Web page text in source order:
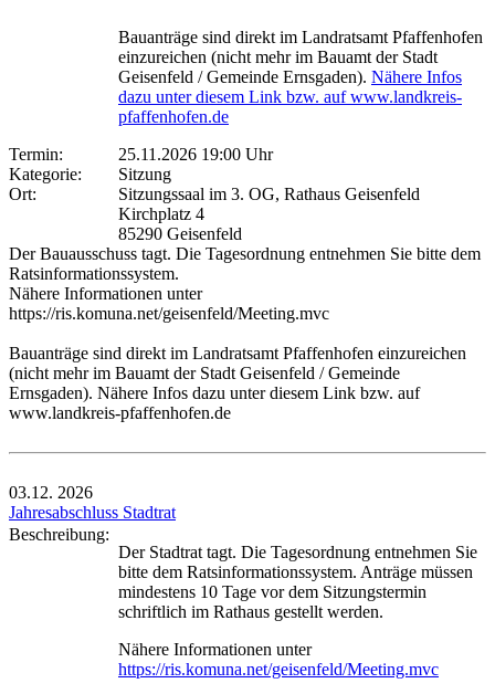
Bauanträge sind direkt im Landratsamt Pfaffenhofen
einzureichen (nicht mehr im Bauamt der Stadt
Geisenfeld / Gemeinde Ernsgaden). Nähere Infos
dazu unter diesem Link bzw. auf www.landkreis-
pfaffenhofen.de
Termin:
25.11.2026 19:00 Uhr
Kategorie:
Sitzung
Ort:
Sitzungssaal im 3. OG, Rathaus Geisenfeld
Kirchplatz 4
85290 Geisenfeld
Der Bauausschuss tagt. Die Tagesordnung entnehmen Sie bitte dem
Ratsinformationssystem.
Nähere Informationen unter
https://ris.komuna.net/geisenfeld/Meeting.mvc
Bauanträge sind direkt im Landratsamt Pfaffenhofen einzureichen
(nicht mehr im Bauamt der Stadt Geisenfeld / Gemeinde
Ernsgaden). Nähere Infos dazu unter diesem Link bzw. auf
www.landkreis-pfaffenhofen.de
03.12. 2026
Jahresabschluss Stadtrat
Beschreibung:
Der Stadtrat tagt. Die Tagesordnung entnehmen Sie
bitte dem Ratsinformationssystem. Anträge müssen
mindestens 10 Tage vor dem Sitzungstermin
schriftlich im Rathaus gestellt werden.
Nähere Informationen unter
https://ris.komuna.net/geisenfeld/Meeting.mvc